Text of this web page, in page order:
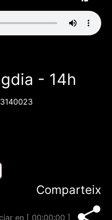
- 14h
Comparteix
en [ 00:00:00 ]